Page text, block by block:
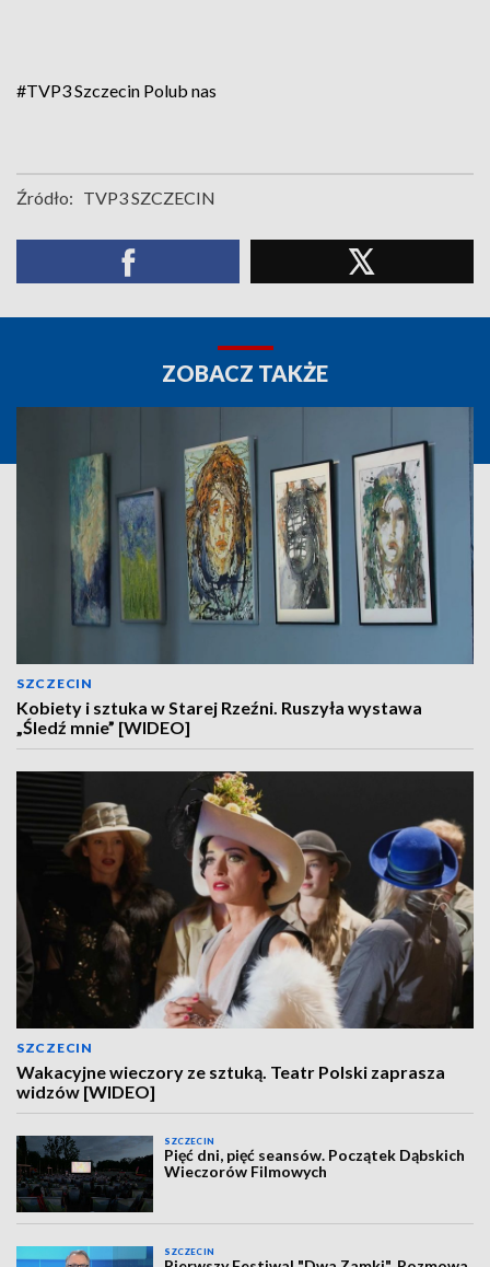
#TVP3 Szczecin Polub nas
Źródło: TVP3 SZCZECIN
ZOBACZ TAKŻE
SZCZECIN
Kobiety i sztuka w Starej Rzeźni. Ruszyła wystawa
„Śledź mnie” [WIDEO]
SZCZECIN
Wakacyjne wieczory ze sztuką. Teatr Polski zaprasza
widzów [WIDEO]
SZCZECIN
Pięć dni, pięć seansów. Początek Dąbskich
Wieczorów Filmowych
SZCZECIN